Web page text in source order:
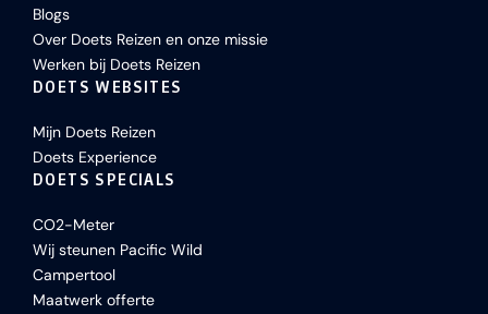
Blogs
Over Doets Reizen en onze missie
Werken bij Doets Reizen
DOETS WEBSITES
Mijn Doets Reizen
Doets Experience
DOETS SPECIALS
CO2-Meter
Wij steunen Pacific Wild
Campertool
Maatwerk offerte